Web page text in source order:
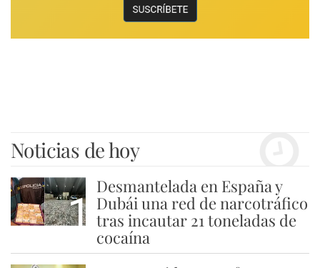
Noticias de hoy
1
Desmantelada en España y
Dubái una red de narcotráfico
tras incautar 21 toneladas de
cocaína